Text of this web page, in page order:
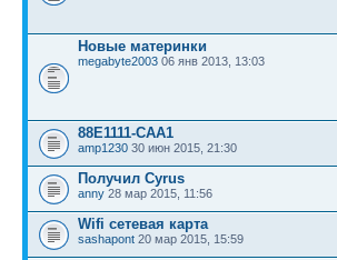
Новые материнки
megabyte2003 06 янв 2013, 13:03
88E1111-CAA1
amp1230 30 июн 2015, 21:30
Получил Cyrus
anny 28 мар 2015, 11:56
Wifi сетевая карта
sashapont 20 мар 2015, 15:59